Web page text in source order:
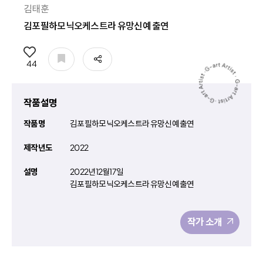
김태훈
김포필하모닉오케스트라 유망신예 출연
44 공유
작품설명
작품명 김포필하모닉오케스트라 유망신예 출연
제작년도 2022
설명
2022년12월17일
김포필하모닉오케스트라 유망신예 출연
작가 소개